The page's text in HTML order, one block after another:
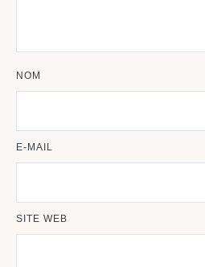
NOM
E-MAIL
SITE WEB